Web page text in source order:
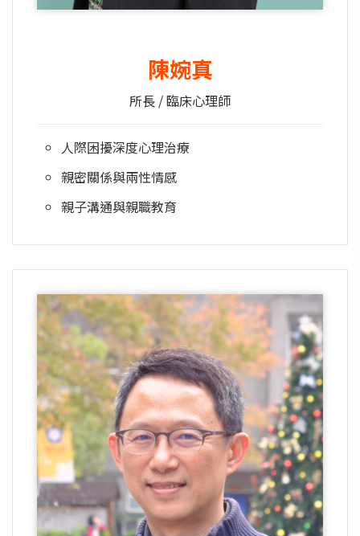
陳婉真
所長 / 臨床心理師
人際困擾深度心理治療
親密關係與兩性情感
親子溝通與親職教育